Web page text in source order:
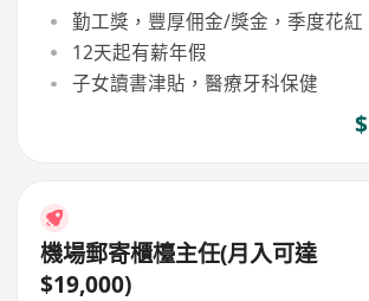
勤工獎，豐厚佣金/獎金，季度花紅
12天起有薪年假
子女讀書津貼，醫療牙科保健
機場郵寄櫃檯主任(月入可達
$19,000)